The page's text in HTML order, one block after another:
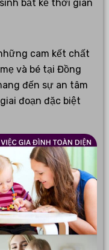
bất kể thời gian
cam kết chất
và bé tại Đồng
đến sự an tâm
đoạn đặc biệt